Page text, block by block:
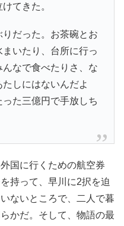
てきた。
だった。お茶碗とお
いたり、台所に行っ
なで食べたりさ、な
しにはないんだよ
た三億円で手放しち
国に行くための航空券
持って、早川に2択を迫
ないところで、二人で暮
かだ。そして、物語の最